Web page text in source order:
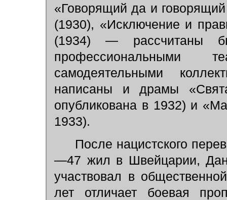
«Говорящий да и
(1930), «Исключение и
(1934) — рассчитаны
самодеятельными
написаны и драмы
опубликована в 1932) и
1933).
После нацистского
—47 жил в Швейцарии,
участвовал в
лет отличает боевая